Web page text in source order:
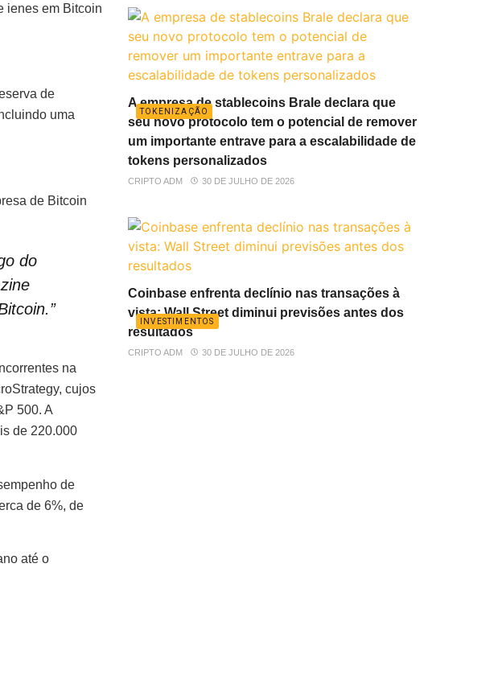
ienes em Bitcoin
de
uma
de Bitcoin
do
na
cujos
500. A
de 220.000
de
de 6%, de
até o
TOKENIZAÇÃO
A empresa de stablecoins Brale declara que
seu novo protocolo tem o potencial de remover
um importante entrave para a escalabilidade de
tokens personalizados
CRIPTO ADM 30 DE JULHO DE 2026
INVESTIMENTOS
Coinbase enfrenta declínio nas transações à
vista: Wall Street diminui previsões antes dos
resultados
CRIPTO ADM 30 DE JULHO DE 2026